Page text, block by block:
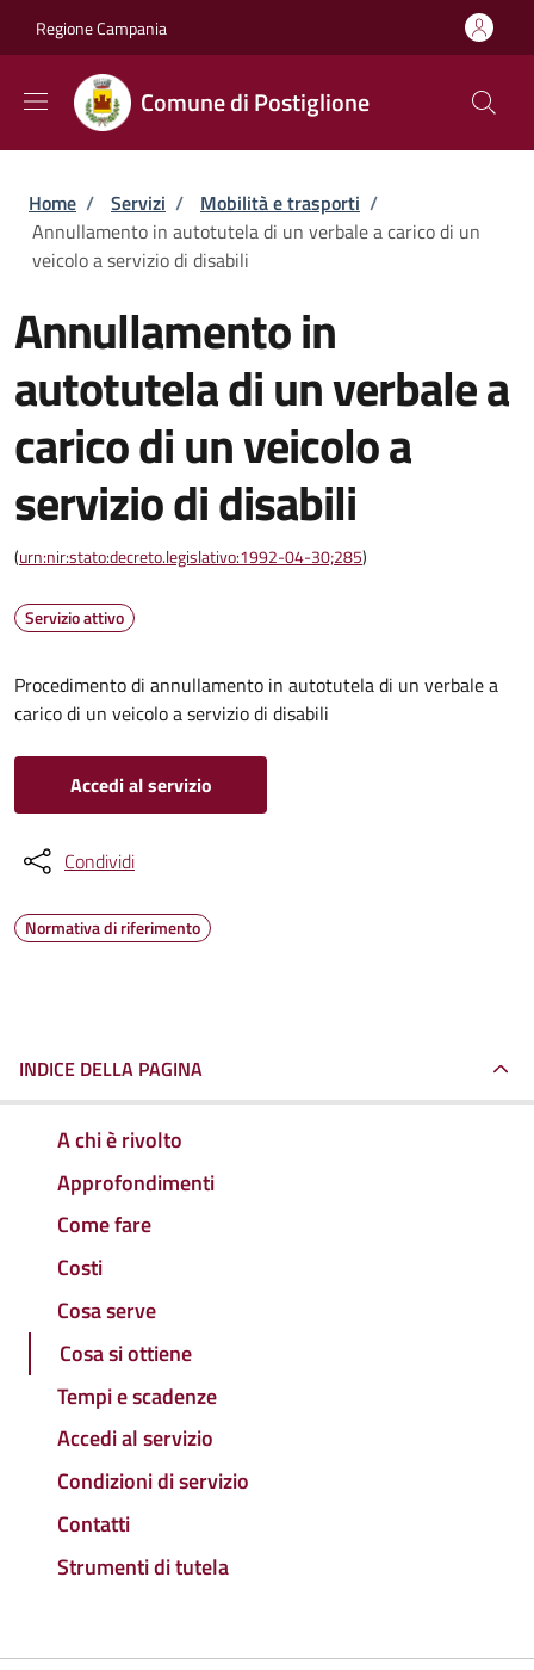
Regione Campania
Comune di Postiglione
Briciole di pane
Home / Servizi / Mobilità e trasporti /
Annullamento in autotutela di un verbale a carico di un
veicolo a servizio di disabili
Annullamento in
autotutela di un verbale a
carico di un veicolo a
servizio di disabili
(urn:nir:stato:decreto.legislativo:1992-04-30;285)
Servizio attivo
Procedimento di annullamento in autotutela di un verbale a
carico di un veicolo a servizio di disabili
Accedi al servizio
Condividi
Normativa di riferimento
INDICE DELLA PAGINA
A chi è rivolto
Approfondimenti
Come fare
Costi
Cosa serve
Cosa si ottiene
Tempi e scadenze
Accedi al servizio
Condizioni di servizio
Contatti
Strumenti di tutela